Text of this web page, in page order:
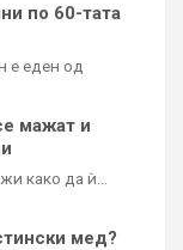
по 60-тата
е еден од
мажат и
како да ѝ…
мед?